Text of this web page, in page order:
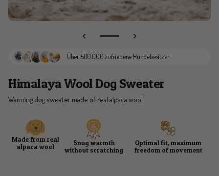
to
Über 500.000 zufriedene Hundebesitzer
Himalaya Wool Dog Sweater
Warming dog sweater made of real alpaca wool
Made from real
alpaca wool
Snug warmth
without scratching
Optimal fit, maximum
freedom of movement